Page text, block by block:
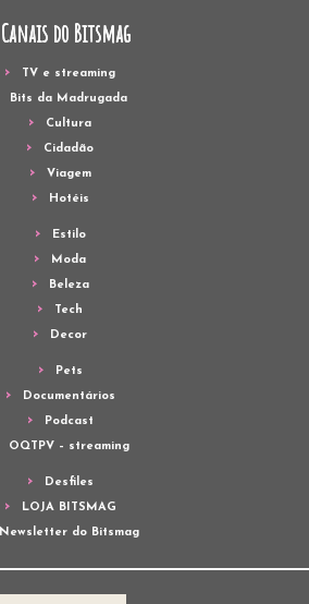
Canais do Bitsmag
TV e streaming
Bits da Madrugada
Cultura
Cidadão
Viagem
Hotéis
Estilo
Moda
Beleza
Tech
Decor
Pets
Documentários
Podcast
OQTPV – streaming
Desfiles
LOJA BITSMAG
Newsletter do Bitsmag